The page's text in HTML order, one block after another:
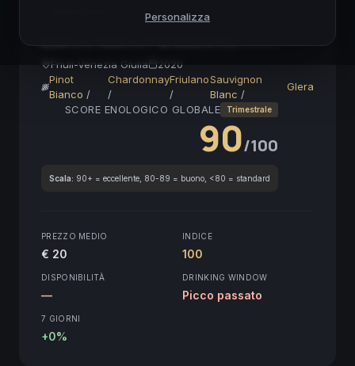
Friuli-Venezia Giulia
2020
Pinot
Bianco /
Chardonnay
/
Friulano
/
Sauvignon
Blanc /
Glera
SCORE ENOLOGICO GLOBALE
Trimestrale
90/100
Scala: 90+ = eccellente, 80-89 = buono, <80 = standard
PREZZO MEDIO
€ 20
INDICE
100
DISPONIBILITÀ
—
DRINKING WINDOW
Picco passato
7 GIORNI
+0%
Personalizza